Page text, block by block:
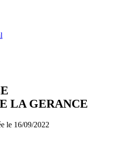
LA GERANCE
le 16/09/2022